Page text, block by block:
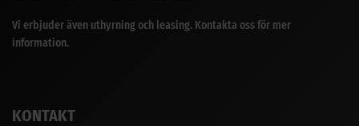
Vi erbjuder även uthyrning och leasing. Kontakta oss för mer
information.
KONTAKT